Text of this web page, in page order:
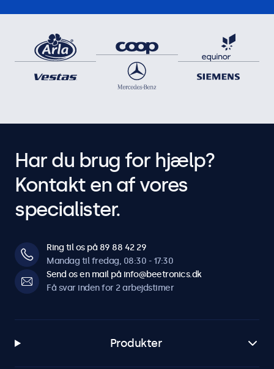
Har du brug for hjælp?
Kontakt en af vores
specialister.
Ring til os på 89 88 42 29
Mandag til fredag, 08:30 - 17:30
Send os en mail på info@beetronics.dk
Få svar inden for 2 arbejdstimer
Produkter